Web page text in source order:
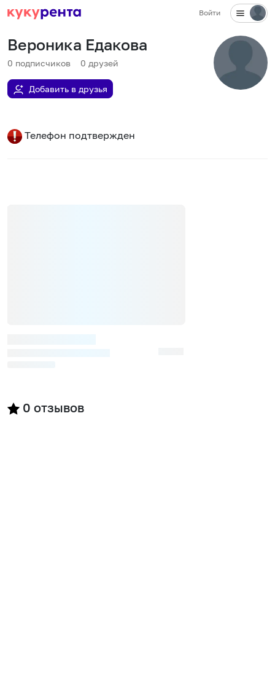
Войти
Вероника Едакова
0 подписчиков 0 друзей
Добавить в друзья
Телефон подтвержден
0 отзывов